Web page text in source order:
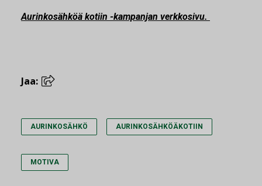
Aurinkosähköä kotiin -kampanjan verkkosivu.
Jaa:
AURINKOSÄHKÖ AURINKOSÄHKÖÄKOTIIN
MOTIVA